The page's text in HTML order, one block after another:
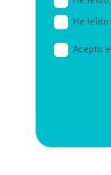
He
Acepto